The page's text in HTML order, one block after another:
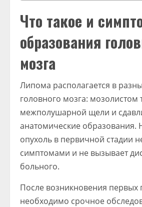
Что такое и
образования
мозга
Липома располагается в
головного мозга: мозолистом
межполушарной щели и
анатомические образования.
опухоль в первичной стадии
симптомами и не вызывает
больного.
После возникновения первых
необходимо срочное